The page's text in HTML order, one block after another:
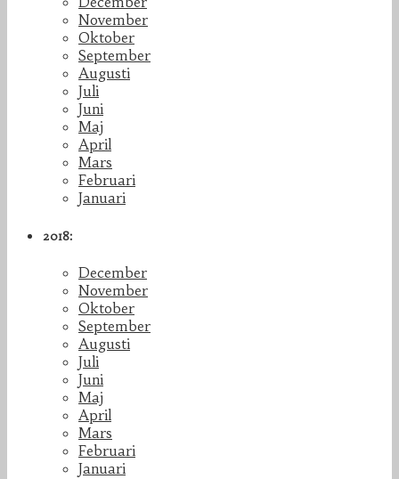
November
Oktober
September
Augusti
Juli
Juni
Maj
April
Mars
Februari
Januari
2018:
December
November
Oktober
September
Augusti
Juli
Juni
Maj
April
Mars
Februari
Januari